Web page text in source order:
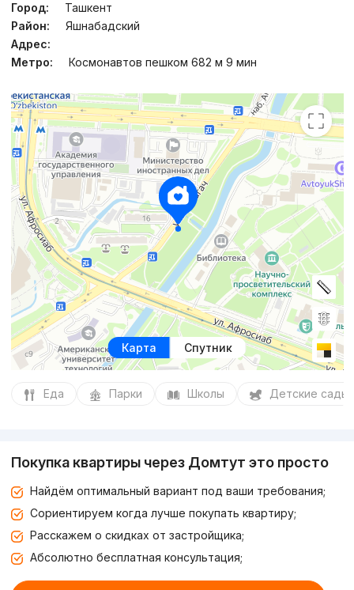
Город:
Ташкент
Район:
Яшнабадский
Адрес:
Метро:
Космонавтов пешком 682 м 9 мин
Карта Спутник
Еда Парки Школы Детские сады
Покупка квартиры через Домтут это просто
Найдём оптимальный вариант под ваши требования;
Сориентируем когда лучше покупать квартиру;
Расскажем о скидках от застройщика;
Абсолютно бесплатная консультация;